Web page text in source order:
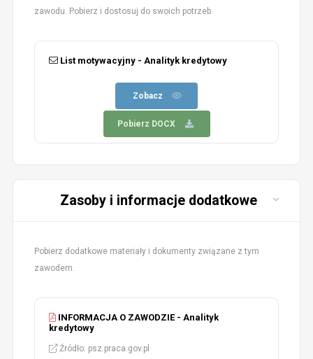
zawodu. Pobierz i dostosuj do swoich potrzeb.
List motywacyjny - Analityk kredytowy
Zobacz
Pobierz DOCX
Zasoby i informacje dodatkowe
Pobierz dodatkowe materiały i dokumenty związane z tym
zawodem.
INFORMACJA O ZAWODZIE - Analityk
kredytowy
Źródło: psz.praca.gov.pl